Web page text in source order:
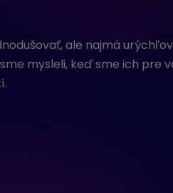
ale najmä
mysleli, keď sme ich pre